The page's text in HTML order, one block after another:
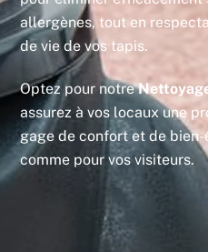
allergènes, tout en
de vie de vos tapis.
Optez pour notre
assurez à vos locaux une
gage de confort et de
comme pour vos visiteurs.